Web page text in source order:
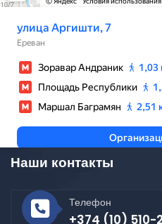
Наши контакты
Телефон
+374 (10) 510-